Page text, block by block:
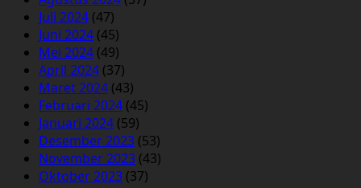
Juli 2024 (47)
Juni 2024 (45)
Mei 2024 (49)
April 2024 (37)
Maret 2024 (43)
Februari 2024 (45)
Januari 2024 (59)
Desember 2023 (53)
November 2023 (43)
Oktober 2023 (37)